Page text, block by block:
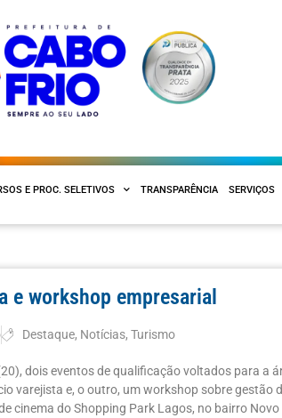
E PROC. SELETIVOS TRANSPARÊNCIA SERVIÇOS
e workshop empresarial
Destaque, Notícias,Turismo
dois eventos de qualificação voltados para a
varejista e, o outro, um workshop sobre gestão
cinema do Shopping Park Lagos, no bairro